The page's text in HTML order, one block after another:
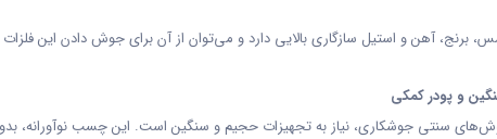
برنج، آهن و استیل سازگاری بالایی دارد و می‌توان از آن برای جوش دادن این
و پودر کمکی
سنتی جوشکاری، نیاز به تجهیزات حجیم و سنگین است. این چسب نوآورانه،